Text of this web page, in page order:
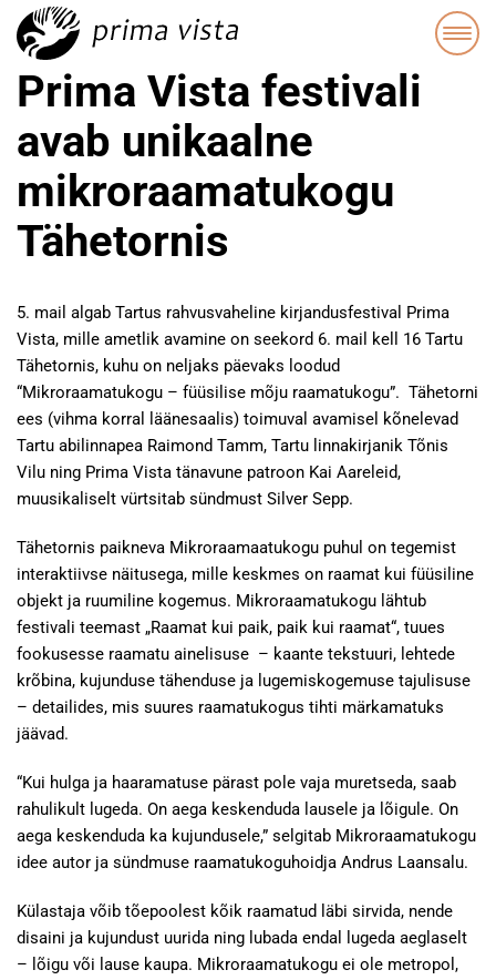
Prima Vista festivali
avab unikaalne
mikroraamatukogu
Tähetornis
5. mail algab Tartus rahvusvaheline kirjandusfestival Prima
Vista, mille ametlik avamine on seekord 6. mail kell 16 Tartu
Tähetornis, kuhu on neljaks päevaks loodud
“Mikroraamatukogu – füüsilise mõju raamatukogu”. Tähetorni
ees (vihma korral läänesaalis) toimuval avamisel kõnelevad
Tartu abilinnapea Raimond Tamm, Tartu linnakirjanik Tõnis
Vilu ning Prima Vista tänavune patroon Kai Aareleid,
muusikaliselt vürtsitab sündmust Silver Sepp.
Tähetornis paikneva Mikroraamaatukogu puhul on tegemist
interaktiivse näitusega, mille keskmes on raamat kui füüsiline
objekt ja ruumiline kogemus. Mikroraamatukogu lähtub
festivali teemast „Raamat kui paik, paik kui raamat“, tuues
fookusesse raamatu ainelisuse – kaante tekstuuri, lehtede
krõbina, kujunduse tähenduse ja lugemiskogemuse tajulisuse
– detailides, mis suures raamatukogus tihti märkamatuks
jäävad.
“Kui hulga ja haaramatuse pärast pole vaja muretseda, saab
rahulikult lugeda. On aega keskenduda lausele ja lõigule. On
aega keskenduda ka kujundusele,” selgitab Mikroraamatukogu
idee autor ja sündmuse raamatukoguhoidja Andrus Laansalu.
Külastaja võib tõepoolest kõik raamatud läbi sirvida, nende
disaini ja kujundust uurida ning lubada endal lugeda aeglaselt
– lõigu või lause kaupa. Mikroraamatukogu ei ole metropol,